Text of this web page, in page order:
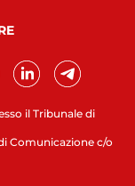
il Tribunale di
Comunicazione c/o